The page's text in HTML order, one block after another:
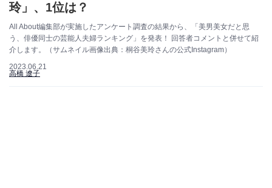
玲」、1位は？
All About編集部が実施したアンケート調査の結果から、「美男美女だと思
う、俳優同士の芸能人夫婦ランキング」を発表！ 回答者コメントと併せて紹
介します。（サムネイル画像出典：桐谷美玲さんの公式Instagram）
2023.06.21
高橋 遼子